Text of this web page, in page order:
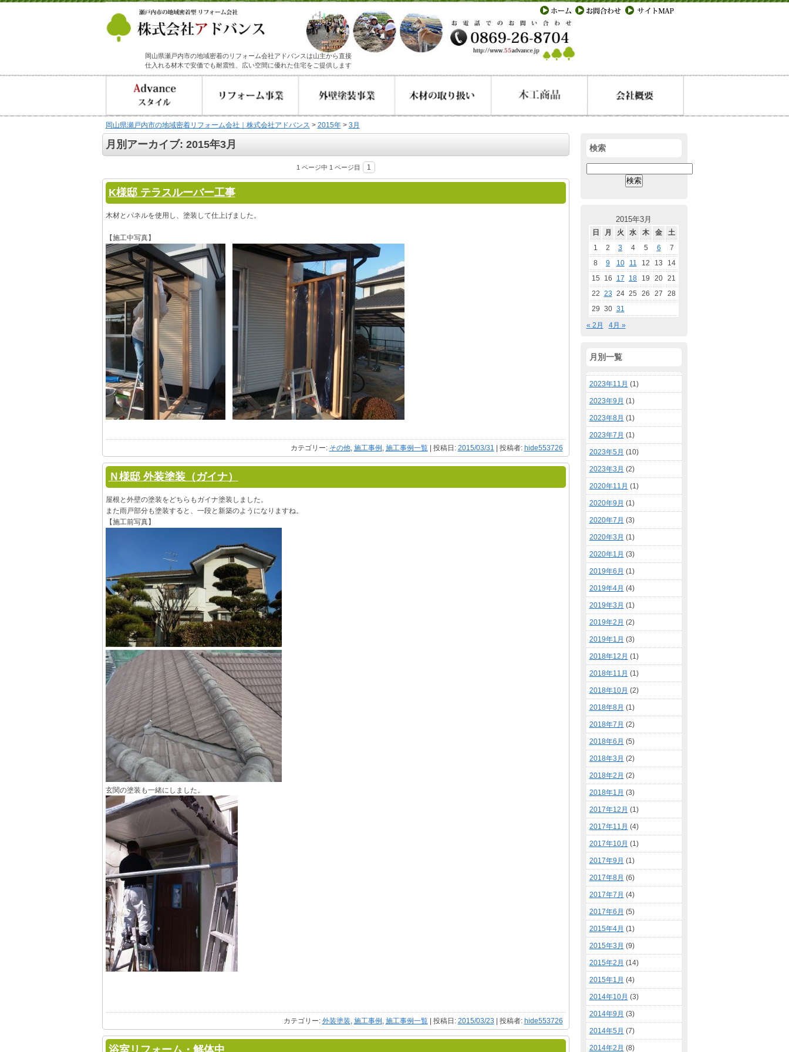
岡山県瀬戸内市の地域密着のリフォーム会社アドバンスは山主から直接
仕入れる材木で安価でも耐震性、広い空間に優れた住宅をご提供します
岡山県瀬戸内市の地域密着リフォーム会社｜株式会社アドバンス > 2015年> 3月
月別アーカイブ: 2015年3月
1 ページ中 1 ページ目 1
K様邸 テラスルーバー工事
木材とパネルを使用し、塗装して仕上げました。
【施工中写真】
カテゴリー: その他, 施工事例 , 施工事例一覧| 投稿日: 2015/03/31 投稿者: hide553726
Ｎ様邸 外装塗装（ガイナ）
屋根と外壁の塗装をどちらもガイナ塗装しました。
また雨戸部分も塗装すると、一段と新築のようになりますね。
【施工前写真】
玄関の塗装も一緒にしました。
カテゴリー: 外装塗装, 施工事例 , 施工事例一覧| 投稿日: 2015/03/23 投稿者: hide553726
浴室リフォーム・解体中
検索
2015年3月
日 月 火 水 木 金
土
1
2 3 4 5 6
7
8
9 10 11 12 13
14
15
16 17 18 19 20 21
22 23 24 25 26 27
28
29 30 31
« 2月
4月 »
月別一覧
2023年11月 (1)
2023年9月 (1)
2023年8月 (1)
2023年7月 (1)
2023年5月 (10)
2023年3月 (2)
2020年11月 (1)
2020年9月 (1)
2020年7月 (3)
2020年3月 (1)
2020年1月 (3)
2019年6月 (1)
2019年4月 (4)
2019年3月 (1)
2019年2月 (2)
2019年1月 (3)
2018年12月 (1)
2018年11月 (1)
2018年10月 (2)
2018年8月 (1)
2018年7月 (2)
2018年6月 (5)
2018年3月 (2)
2018年2月 (2)
2018年1月 (3)
2017年12月 (1)
2017年11月 (4)
2017年10月 (1)
2017年9月 (1)
2017年8月 (6)
2017年7月 (4)
2017年6月 (5)
2015年4月 (1)
2015年3月 (9)
2015年2月 (14)
2015年1月 (4)
2014年10月 (3)
2014年9月 (3)
2014年5月 (7)
2014年2月 (8)